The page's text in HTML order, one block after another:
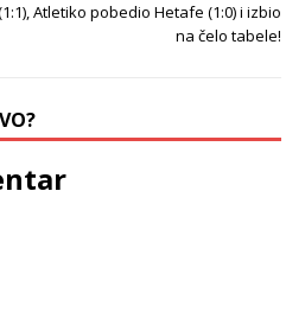
Atletiko pobedio Hetafe (1:0) i izbio
na čelo tabele!